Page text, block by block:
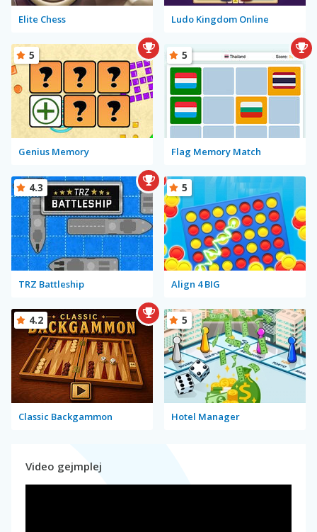
Elite Chess Ludo Kingdom Online
Genius Memory
5
Flag Memory Match
5
TRZ Battleship
4.3
Align 4 BIG
5
Classic Backgammon
4.2
Hotel Manager
5
Video gejmplej